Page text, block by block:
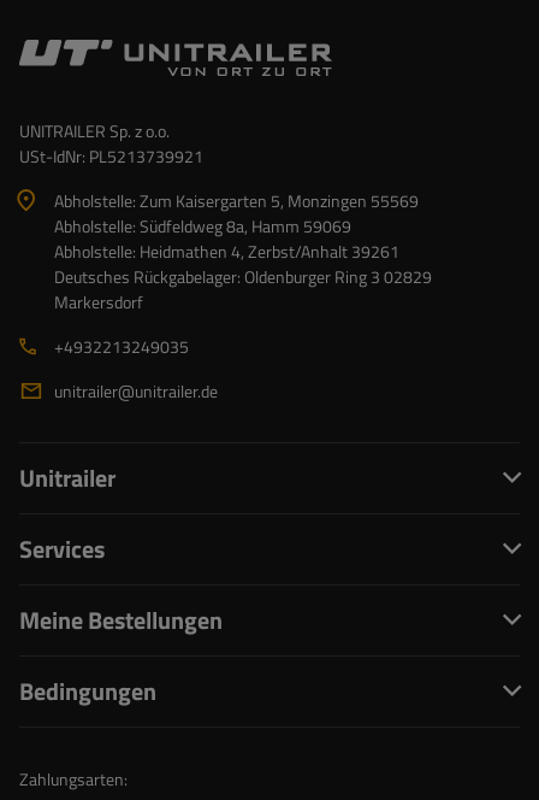
UNITRAILER Sp. z o.o.
USt-IdNr: PL5213739921
Abholstelle: Zum Kaisergarten 5, Monzingen 55569
Abholstelle: Südfeldweg 8a, Hamm 59069
Abholstelle: Heidmathen 4, Zerbst/Anhalt 39261
Deutsches Rückgabelager: Oldenburger Ring 3 02829
Markersdorf
+4932213249035
unitrailer@unitrailer.de
Unitrailer
Services
Meine Bestellungen
Bedingungen
Zahlungsarten: